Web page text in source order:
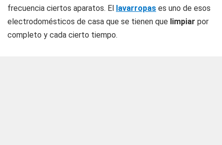
frecuencia ciertos aparatos. El lavarropas es uno de esos
electrodomésticos de casa que se tienen que limpiar por
completo y cada cierto tiempo.